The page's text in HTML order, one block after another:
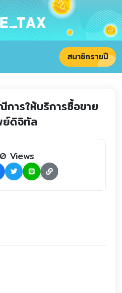
สมาชิกรายปี
ารให้บริการซื้อขาย
ย์ดิจิทัล
Views